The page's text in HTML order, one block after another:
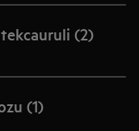
(2)
(1)